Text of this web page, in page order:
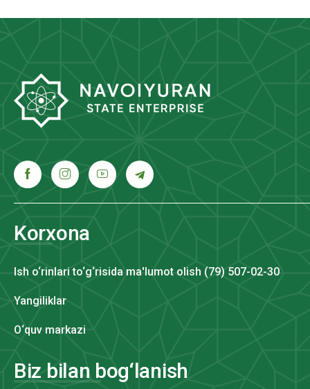
Korxona
Ish o‘rinlari to‘g‘risida ma'lumot olish (79) 507-02-30
Yangiliklar
O‘quv markazi
Biz bilan bog‘lanish